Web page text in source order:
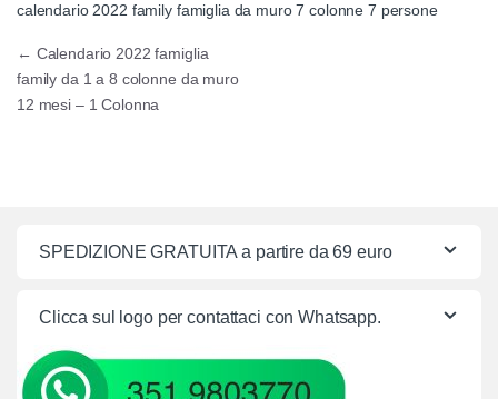
calendario 2022 family famiglia da muro 7 colonne 7 persone
Navigazione articoli
← Calendario 2022 famiglia
family da 1 a 8 colonne da muro
12 mesi – 1 Colonna
SPEDIZIONE GRATUITA a partire da 69 euro
Clicca sul logo per contattaci con Whatsapp.